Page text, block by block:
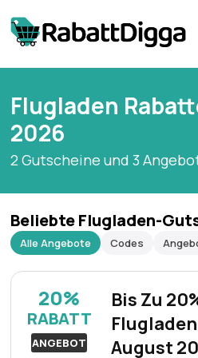
Flugladen
2026
2 Gutscheine und 3
Beliebte Flugladen-
Alle Angebote Codes
20%
RABATT
ANGEBOT
Bis Zu
August